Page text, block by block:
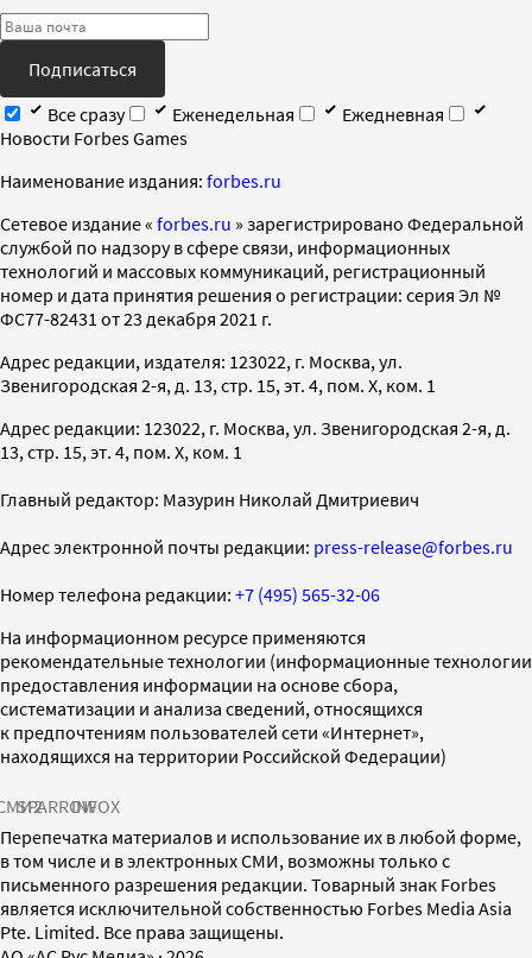
Подписаться
Все сразу
Еженедельная
Ежедневная
Новости Forbes Games
Наименование издания: forbes.ru
Cетевое издание « forbes.ru » зарегистрировано Федеральной
службой по надзору в сфере связи, информационных
технологий и массовых коммуникаций, регистрационный
номер и дата принятия решения о регистрации: серия Эл №
ФС77-82431 от 23 декабря 2021 г.
Адрес редакции, издателя: 123022, г. Москва, ул.
Звенигородская 2-я, д. 13, стр. 15, эт. 4, пом. X, ком. 1
Адрес редакции: 123022, г. Москва, ул. Звенигородская 2-я, д.
13, стр. 15, эт. 4, пом. X, ком. 1
Главный редактор: Мазурин Николай Дмитриевич
Адрес электронной почты редакции: press-release@forbes.ru
Номер телефона редакции: +7 (495) 565-32-06
На информационном ресурсе применяются
рекомендательные технологии (информационные технологии
предоставления информации на основе сбора,
систематизации и анализа сведений, относящихся
к предпочтениям пользователей сети «Интернет»,
находящихся на территории Российской Федерации)
SPARROWINFOX
Перепечатка материалов и использование их в любой форме,
в том числе и в электронных СМИ, возможны только с
письменного разрешения редакции. Товарный знак Forbes
является исключительной собственностью Forbes Media Asia
Pte. Limited. Все права защищены.